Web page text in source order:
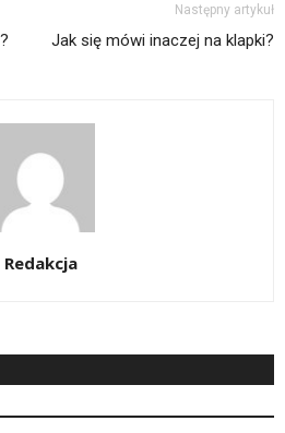
Następny artykuł
Jak się mówi inaczej na klapki?
Redakcja